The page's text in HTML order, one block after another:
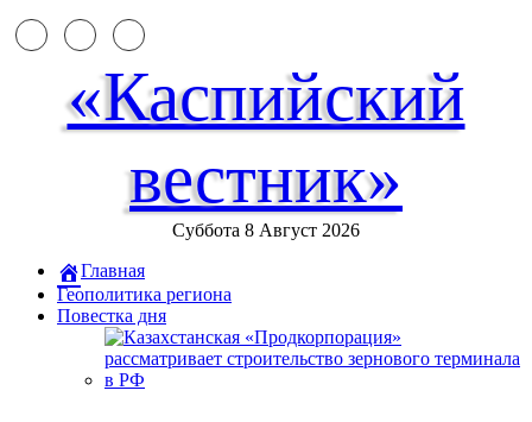
«Каспийский
вестник»
Суббота 8 Август 2026
Главная
Геополитика региона
Повестка дня